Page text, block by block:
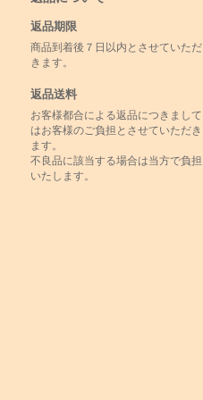
返品期限
商品到着後７日以内とさせていただ
きます。
返品送料
お客様都合による返品につきまして
はお客様のご負担とさせていただき
ます。
不良品に該当する場合は当方で負担
いたします。